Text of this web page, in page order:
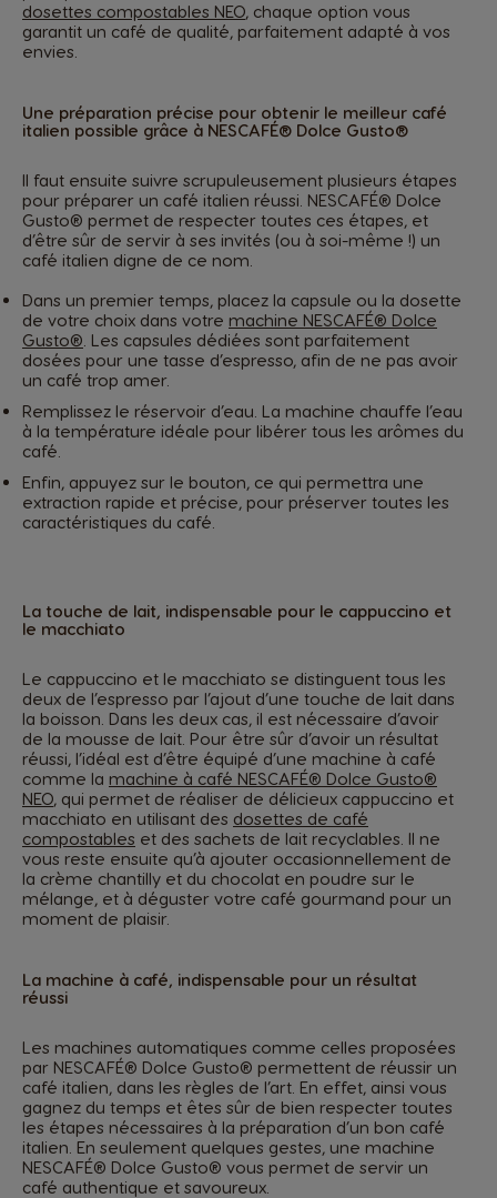
dosettes compostables NEO, chaque option vous
garantit un café de qualité, parfaitement adapté à vos
envies.
Une préparation précise pour obtenir le meilleur café
italien possible grâce à NESCAFÉ® Dolce Gusto®
Il faut ensuite suivre scrupuleusement plusieurs étapes
pour préparer un café italien réussi. NESCAFÉ® Dolce
Gusto® permet de respecter toutes ces étapes, et
d’être sûr de servir à ses invités (ou à soi-même !) un
café italien digne de ce nom.
Dans un premier temps, placez la capsule ou la dosette
de votre choix dans votre machine NESCAFÉ® Dolce
Gusto® . Les capsules dédiées sont parfaitement
dosées pour une tasse d’espresso, afin de ne pas avoir
un café trop amer.
Remplissez le réservoir d’eau. La machine chauffe l’eau
à la température idéale pour libérer tous les arômes du
café.
Enfin, appuyez sur le bouton, ce qui permettra une
extraction rapide et précise, pour préserver toutes les
caractéristiques du café.
La touche de lait, indispensable pour le cappuccino et
le macchiato
Le cappuccino et le macchiato se distinguent tous les
deux de l’espresso par l’ajout d’une touche de lait dans
la boisson. Dans les deux cas, il est nécessaire d’avoir
de la mousse de lait. Pour être sûr d’avoir un résultat
réussi, l’idéal est d’être équipé d’une machine à café
comme la machine à café NESCAFÉ® Dolce Gusto®
NEO, qui permet de réaliser de délicieux cappuccino et
macchiato en utilisant des dosettes de café
compostables et des sachets de lait recyclables. Il ne
vous reste ensuite qu’à ajouter occasionnellement de
la crème chantilly et du chocolat en poudre sur le
mélange, et à déguster votre café gourmand pour un
moment de plaisir.
La machine à café, indispensable pour un résultat
réussi
Les machines automatiques comme celles proposées
par NESCAFÉ® Dolce Gusto® permettent de réussir un
café italien, dans les règles de l’art. En effet, ainsi vous
gagnez du temps et êtes sûr de bien respecter toutes
les étapes nécessaires à la préparation d’un bon café
italien. En seulement quelques gestes, une machine
NESCAFÉ® Dolce Gusto® vous permet de servir un
café authentique et savoureux.